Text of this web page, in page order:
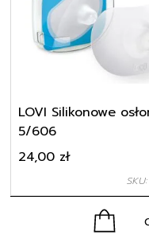
LOVI Silikonowe
5/606
24,00 zł